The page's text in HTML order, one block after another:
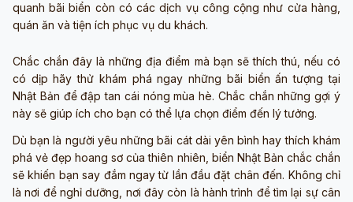
quanh bãi biển còn có các dịch vụ công cộng như cửa hàng,
quán ăn và tiện ích phục vụ du khách.
Chắc chắn đây là những địa điểm mà bạn sẽ thích thú, nếu có
có dịp hãy thử khám phá ngay những bãi biển ấn tượng tại
Nhật Bản để đập tan cái nóng mùa hè. Chắc chắn những gợi ý
này sẽ giúp ích cho bạn có thể lựa chọn điểm đến lý tưởng.
Dù bạn là người yêu những bãi cát dài yên bình hay thích khám
phá vẻ đẹp hoang sơ của thiên nhiên, biển Nhật Bản chắc chắn
sẽ khiến bạn say đắm ngay từ lần đầu đặt chân đến. Không chỉ
là nơi để nghỉ dưỡng, nơi đây còn là hành trình để tìm lại sự cân